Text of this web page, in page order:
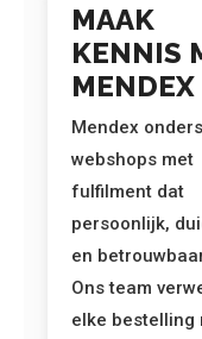
MAAK
KENNIS
MENDEX
Mendex
webshops met
fulfilment dat
persoonlijk,
en
Ons team
elke bestelling